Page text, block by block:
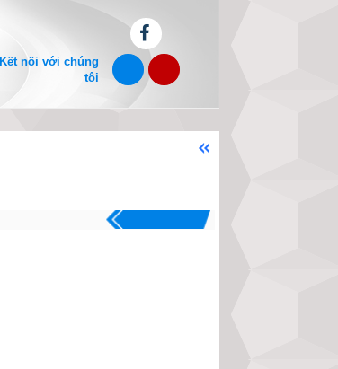
Kết nối với chúng
tôi
Chào mừng bạn đến với website